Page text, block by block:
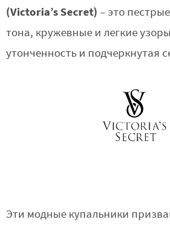
(Victoria’s Secret) – это
тона, кружевные и легкие
утонченность и подчеркнутая
Эти модные купальники